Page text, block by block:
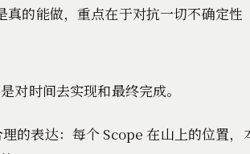
的能做，重点在于对抗一切不确定
时间去实现和最终完成。
的表达：每个 Scope 在山上的位置